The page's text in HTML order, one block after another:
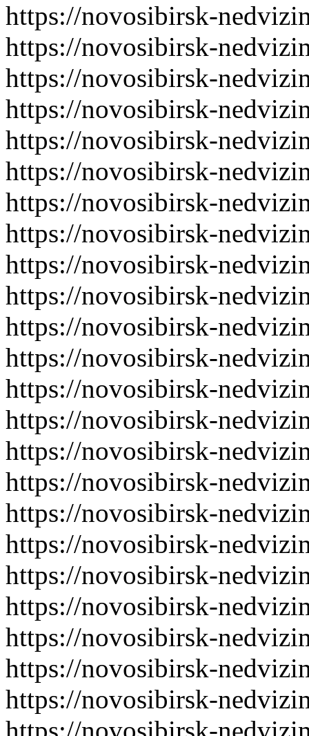
https://novosibirsk-
https://novosibirsk-
https://novosibirsk-
https://novosibirsk-
https://novosibirsk-
https://novosibirsk-
https://novosibirsk-
https://novosibirsk-
https://novosibirsk-
https://novosibirsk-
https://novosibirsk-
https://novosibirsk-
https://novosibirsk-
https://novosibirsk-
https://novosibirsk-
https://novosibirsk-
https://novosibirsk-
https://novosibirsk-
https://novosibirsk-
https://novosibirsk-
https://novosibirsk-
https://novosibirsk-
https://novosibirsk-